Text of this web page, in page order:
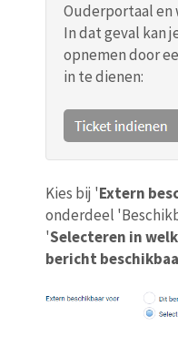
Ouderportaal en
In dat geval kan
opnemen door
in te dienen:
Kies bij 'Extern
onderdeel
'Selecteren in
bericht